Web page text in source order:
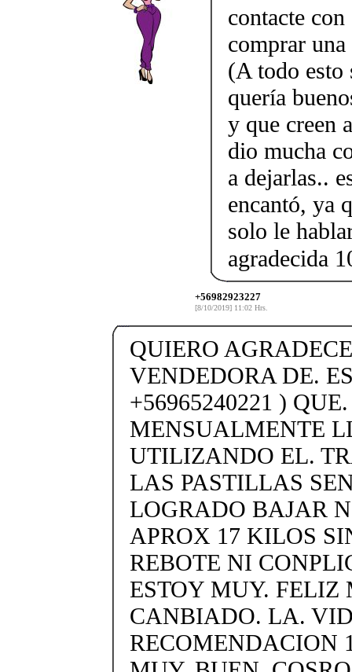
contacte
comprar
(A todo esto
quería
y que creen
dio mucha
a dejarlas..
encantó, ya
solo le
agradecida
+56982923227
[8/10/2019] 11:02 Hrs.
QUIERO
VENDEDORA DE.
+56965240221 )
MENSUALMENTE
UTILIZANDO EL.
LAS PASTILLAS
LOGRADO BAJAR
APROX 17 KILOS
REBOTE NI
ESTOY MUY. FELIZ
CANBIADO. LA.
RECOMENDACION